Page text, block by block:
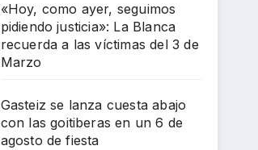
«Hoy, como ayer, seguimos
pidiendo justicia»: La Blanca
recuerda a las víctimas del 3 de
Marzo
Gasteiz se lanza cuesta abajo
con las goitiberas en un 6 de
agosto de fiesta